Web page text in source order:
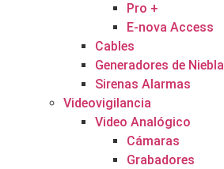
Pro +
E-nova Access
Cables
Generadores de Niebla
Sirenas Alarmas
Videovigilancia
Video Analógico
Cámaras
Grabadores